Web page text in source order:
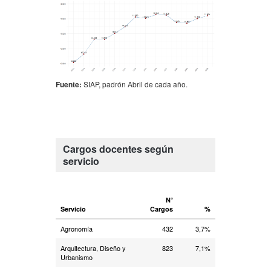
Fuente: SIAP, padrón Abril de cada año.
Cargos docentes según
servicio
Servicio
N°
Cargos
%
Agronomía 432
3,7%
Arquitectura, Diseño y
Urbanismo
823 7,1%